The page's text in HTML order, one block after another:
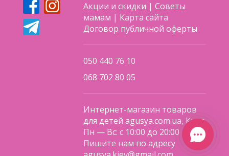
Акции и скидки |Советы
мамам | Карта сайта
Договор публичной оферты
050 440 76 10
068 702 80 05
Интернет-магазин товаров
для детей agusya.com.ua, Киев
Пн — Вс: с 10:00 до 20:00
Пишите нам по адресу